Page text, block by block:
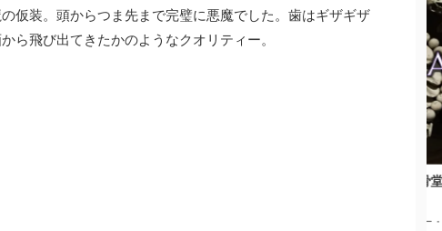
仮装。頭からつま先まで完璧に悪魔でした。歯はギザギザ
ら飛び出てきたかのようなクオリティー。
シギショアラ（ルー
レス、加工】
うことで日頃の感謝を